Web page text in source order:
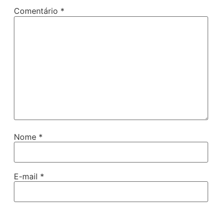
Comentário *
Nome *
E-mail *